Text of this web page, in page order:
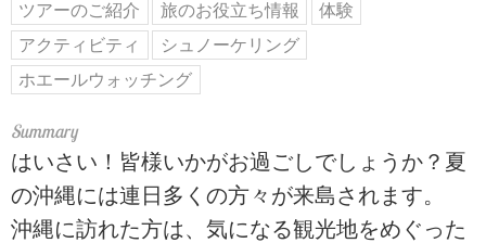
ツアーのご紹介
旅のお役立ち情報
体験
アクティビティ
シュノーケリング
ホエールウォッチング
はいさい！皆様いかがお過ごしでしょうか？夏
の沖縄には連日多くの方々が来島されます。
沖縄に訪れた方は、気になる観光地をめぐった